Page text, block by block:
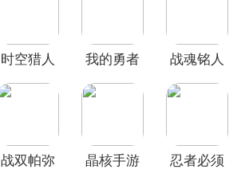
前来下载畅玩！
时空猎人
我的勇者
战魂铭人
战双帕弥
晶核手游
忍者必须